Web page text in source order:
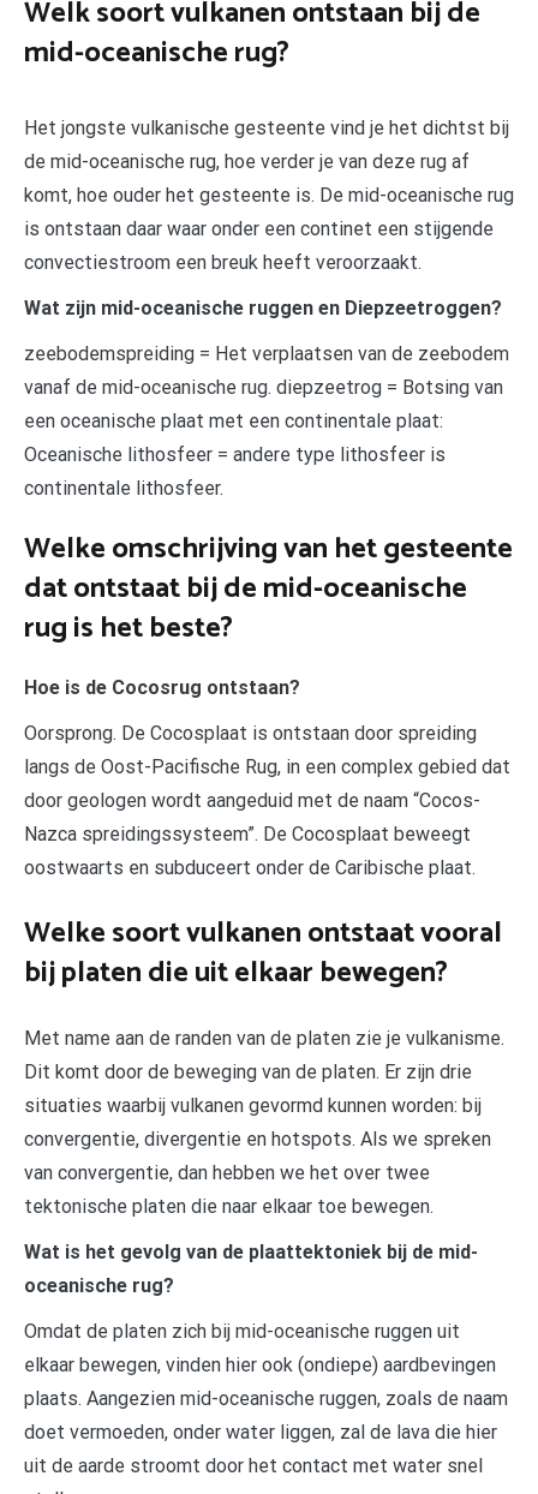
Welk soort vulkanen ontstaan bij de
mid-oceanische rug?
Het jongste vulkanische gesteente vind je het dichtst bij
de mid-oceanische rug, hoe verder je van deze rug af
komt, hoe ouder het gesteente is. De mid-oceanische rug
is ontstaan daar waar onder een continet een stijgende
convectiestroom een breuk heeft veroorzaakt.
Wat zijn mid-oceanische ruggen en Diepzeetroggen?
zeebodemspreiding = Het verplaatsen van de zeebodem
vanaf de mid-oceanische rug. diepzeetrog = Botsing van
een oceanische plaat met een continentale plaat:
Oceanische lithosfeer = andere type lithosfeer is
continentale lithosfeer.
Welke omschrijving van het gesteente
dat ontstaat bij de mid-oceanische
rug is het beste?
Hoe is de Cocosrug ontstaan?
Oorsprong. De Cocosplaat is ontstaan door spreiding
langs de Oost-Pacifische Rug, in een complex gebied dat
door geologen wordt aangeduid met de naam “Cocos-
Nazca spreidingssysteem”. De Cocosplaat beweegt
oostwaarts en subduceert onder de Caribische plaat.
Welke soort vulkanen ontstaat vooral
bij platen die uit elkaar bewegen?
Met name aan de randen van de platen zie je vulkanisme.
Dit komt door de beweging van de platen. Er zijn drie
situaties waarbij vulkanen gevormd kunnen worden: bij
convergentie, divergentie en hotspots. Als we spreken
van convergentie, dan hebben we het over twee
tektonische platen die naar elkaar toe bewegen.
Wat is het gevolg van de plaattektoniek bij de mid-
oceanische rug?
Omdat de platen zich bij mid-oceanische ruggen uit
elkaar bewegen, vinden hier ook (ondiepe) aardbevingen
plaats. Aangezien mid-oceanische ruggen, zoals de naam
doet vermoeden, onder water liggen, zal de lava die hier
uit de aarde stroomt door het contact met water snel